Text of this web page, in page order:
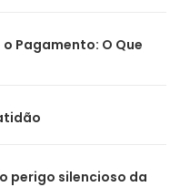
Pagamento: O Que
perigo silencioso da